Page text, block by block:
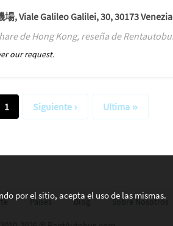
Galileo Galilei, 30, 30173 Venezia
de Hong Kong, reseña de
our request.
1 Siguiente Ultima
por el sitio, acepta el uso de las mismas.
Países Blog Sobre Nosotros